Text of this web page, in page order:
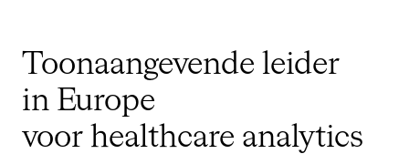
Toonaangevende leider
in Europe
voor healthcare analytics